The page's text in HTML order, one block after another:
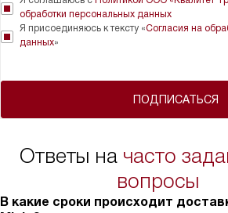
ПОДПИСАТЬСЯ
обработки персональных данных
Я присоединяюсь к тексту «Согласия на
данных»
Ответы на часто
вопросы
В какие сроки происходит